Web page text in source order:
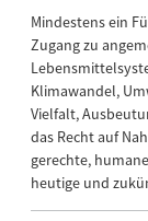
Mindestens ein
Zugang zu
Klimawandel,
Vielfalt,
das Recht auf
gerechte,
heutige und